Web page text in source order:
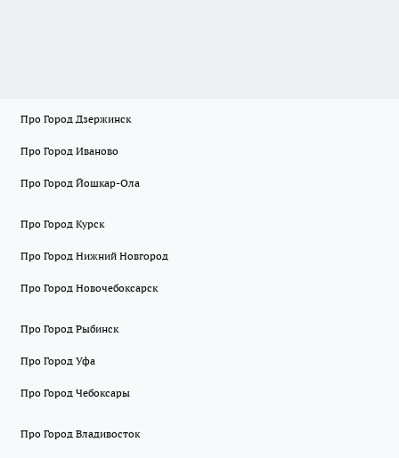
Про Город Дзержинск
Про Город Иваново
Про Город Йошкар-Ола
Про Город Курск
Про Город Нижний Новгород
Про Город Новочебоксарск
Про Город Рыбинск
Про Город Уфа
Про Город Чебоксары
Про Город Владивосток